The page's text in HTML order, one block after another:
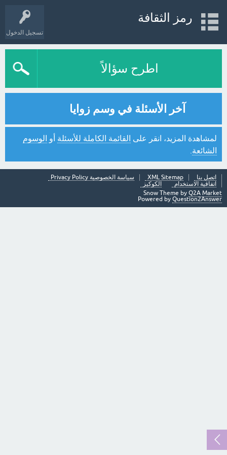
تسجيل الدخول
رمز الثقافة
اطرح سؤالاً
آخر الأسئلة في وسم زوايا
لمشاهدة المزيد، انقر على القائمة الكاملة للأسئلة أو الوسوم
الشائعة
اتصل بنا XML Sitemap
سياسة الخصوصية Privacy Policy
اتفاقية الاستخدام
الكوكيز
Snow Theme by Q2A Market
Powered by Question2Answer